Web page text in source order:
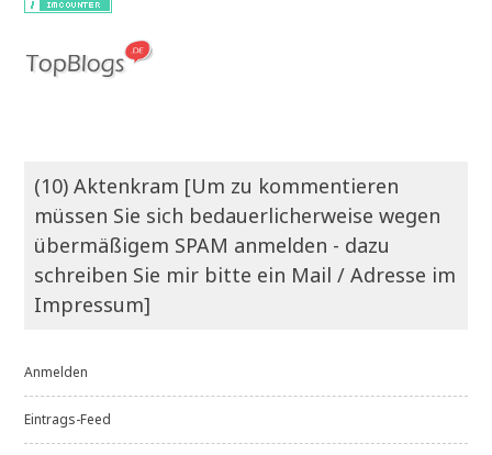
(10) Aktenkram [Um zu kommentieren
müssen Sie sich bedauerlicherweise wegen
übermäßigem SPAM anmelden - dazu
schreiben Sie mir bitte ein Mail / Adresse im
Impressum]
Anmelden
Eintrags-Feed